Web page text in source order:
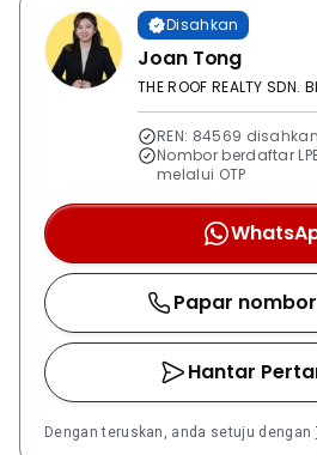
Disahkan
Joan Tong
THE ROOF REALTY SDN.
REN: 84569 disahkan
Nombor berdaftar
melalui OTP
Papar
Hantar
Dengan teruskan, anda setuju dengan